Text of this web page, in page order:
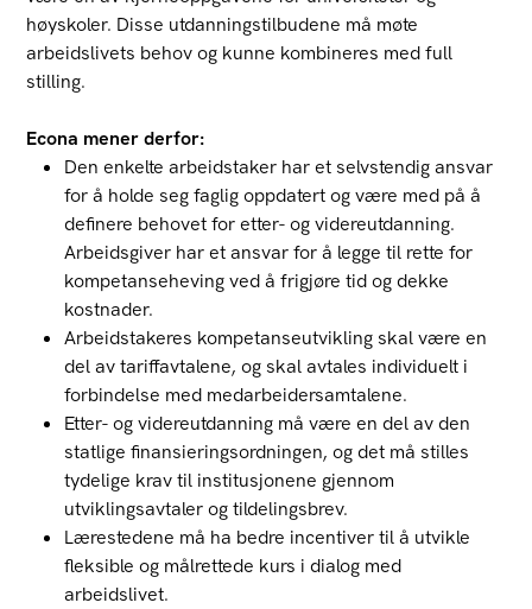
høyskoler. Disse utdanningstilbudene må møte
arbeidslivets behov og kunne kombineres med full
stilling.
Econa mener derfor:
Den enkelte arbeidstaker har et selvstendig ansvar
for å holde seg faglig oppdatert og være med på å
definere behovet for etter- og videreutdanning.
Arbeidsgiver har et ansvar for å legge til rette for
kompetanseheving ved å frigjøre tid og dekke
kostnader.
Arbeidstakeres kompetanseutvikling skal være en
del av tariffavtalene, og skal avtales individuelt i
forbindelse med medarbeidersamtalene.
Etter- og videreutdanning må være en del av den
statlige finansieringsordningen, og det må stilles
tydelige krav til institusjonene gjennom
utviklingsavtaler og tildelingsbrev.
Lærestedene må ha bedre incentiver til å utvikle
fleksible og målrettede kurs i dialog med
arbeidslivet.